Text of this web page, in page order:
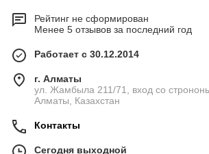
Рейтинг не сформирован
Менее 5 отзывов за последний год
Работает с 30.12.2014
г. Алматы
ул. Жамбыла 211/71, вход со
Алматы, Казахстан
Контакты
Сегодня выходной